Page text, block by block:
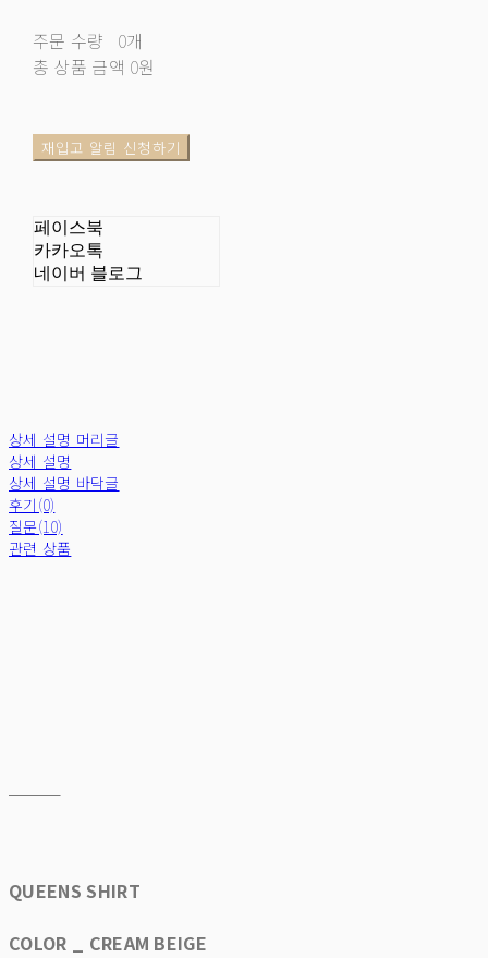
주문 수량
0개
총 상품 금액 0원
재입고 알림 신청하기
페이스북
카카오톡
네이버 블로그
상세 설명 머리글
상세 설명
상세 설명 바닥글
후기(0)
질문(10)
관련 상품
QUEENS SHIRT
COLOR _ CREAM BEIGE